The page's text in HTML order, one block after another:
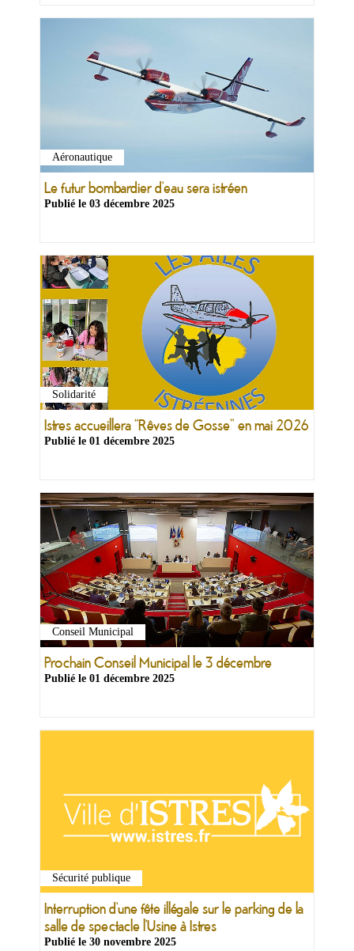
Aéronautique
Le futur bombardier d’eau sera istréen
Publié le 03 décembre 2025
Solidarité
Istres accueillera “Rêves de Gosse” en mai 2026
Publié le 01 décembre 2025
Conseil Municipal
Prochain Conseil Municipal le 3 décembre
Publié le 01 décembre 2025
Sécurité publique
Interruption d’une fête illégale sur le parking de la
salle de spectacle l’Usine à Istres
Publié le 30 novembre 2025